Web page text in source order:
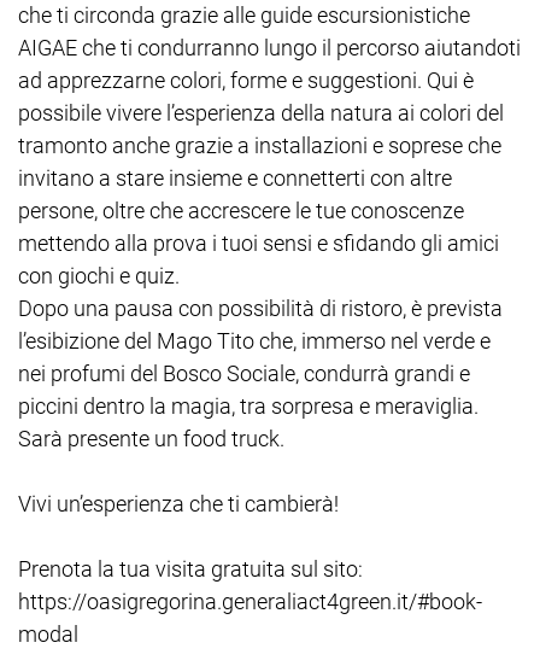
che ti circonda grazie alle guide escursionistiche
AIGAE che ti condurranno lungo il percorso aiutandoti
ad apprezzarne colori, forme e suggestioni. Qui è
possibile vivere l’esperienza della natura ai colori del
tramonto anche grazie a installazioni e soprese che
invitano a stare insieme e connetterti con altre
persone, oltre che accrescere le tue conoscenze
mettendo alla prova i tuoi sensi e sfidando gli amici
con giochi e quiz.
Dopo una pausa con possibilità di ristoro, è prevista
l’esibizione del Mago Tito che, immerso nel verde e
nei profumi del Bosco Sociale, condurrà grandi e
piccini dentro la magia, tra sorpresa e meraviglia.
Sarà presente un food truck.
Vivi un’esperienza che ti cambierà!
Prenota la tua visita gratuita sul sito:
https://oasigregorina.generaliact4green.it/#book-
modal